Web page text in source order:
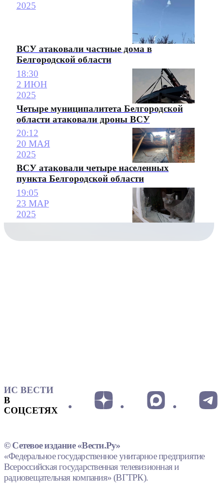
2025
ВСУ атаковали частные дома в
Белгородской области
18:30
2 ИЮН
2025
Четыре муниципалитета Белгородской
области атаковали дроны ВСУ
20:12
20 МАЯ
2025
ВСУ атаковали четыре населенных
пункта Белгородской области
19:05
23 МАР
2025
ИС ВЕСТИ
В
СОЦСЕТЯХ
© Сетевое издание «Вести.Ру»
«Федеральное государственное унитарное предприятие
Всероссийская государственная телевизионная и
радиовещательная компания» (ВГТРК).